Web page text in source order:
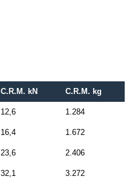
C.R.M. kN C.R.M. kg
12,6 1.284
16,4 1.672
23,6 2.406
32,1 3.272